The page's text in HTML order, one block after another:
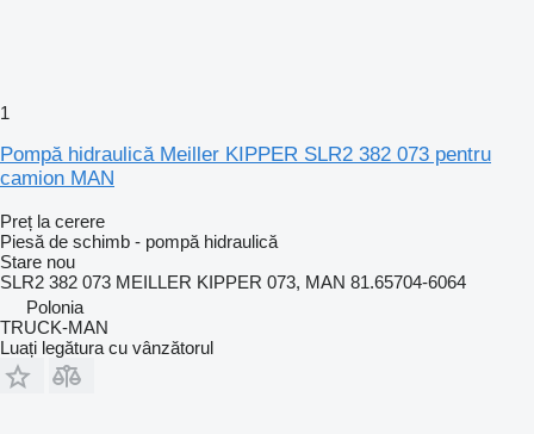
1
Pompă hidraulică Meiller KIPPER SLR2 382 073 pentru
camion MAN
Preț la cerere
Piesă de schimb - pompă hidraulică
Stare nou
SLR2 382 073 MEILLER KIPPER 073, MAN 81.65704-6064
Polonia
TRUCK-MAN
Luați legătura cu vânzătorul